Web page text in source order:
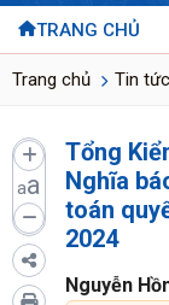
TRANG CHỦ
Trang chủ Tin
aa
Tổng
Nghĩa
toán
2024
Nguyễn